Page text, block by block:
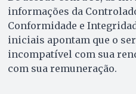
informações da
Conformidade e
iniciais apontam que o
incompatível com sua
com sua remuneração.